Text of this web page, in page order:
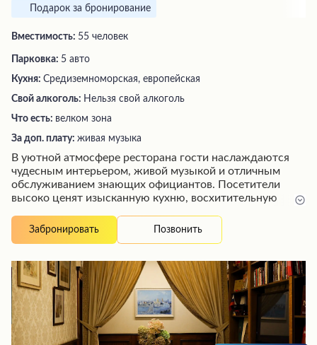
Подарок за бронирование
Вместимость: 55 человек
Парковка: 5 авто
Кухня: Средиземноморская, европейская
Свой алкоголь: Нельзя свой алкоголь
Что есть: велком зона
За доп. плату: живая музыка
В уютной атмосфере ресторана гости наслаждаются
чудесным интерьером, живой музыкой и отличным
обслуживанием знающих официантов. Посетители
высоко ценят изысканную кухню, восхитительную
который создает незабываемые впечатления, угощая
именинников сюрпризами и памятными подарками.
необходимость заранее бронировать столики
подчеркивают его популярность у ценителей
гастрономических изысков.
Забронировать Позвонить